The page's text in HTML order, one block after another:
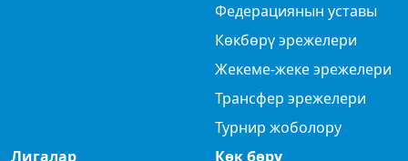
Федерациянын уставы
Көкбөрү эрежелери
Жекеме-жеке эрежелери
Трансфер эрежелери
Турнир жоболору
Лигалар
Көк бөрү